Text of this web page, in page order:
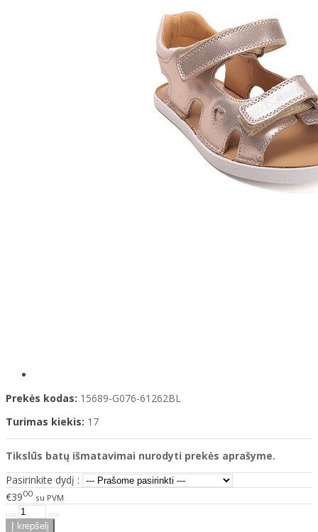
Prekės kodas: 15689-G076-61262BL
Turimas kiekis: 17
Tikslūs batų išmatavimai nurodyti prekės aprašyme.
Pasirinkite dydį :
€3900 su PVM